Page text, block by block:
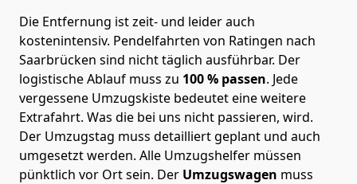
Die Entfernung ist zeit- und leider auch
kostenintensiv. Pendelfahrten von Ratingen nach
Saarbrücken sind nicht täglich ausführbar. Der
logistische Ablauf muss zu 100 % passen. Jede
vergessene Umzugskiste bedeutet eine weitere
Extrafahrt. Was die bei uns nicht passieren, wird.
Der Umzugstag muss detailliert geplant und auch
umgesetzt werden. Alle Umzugshelfer müssen
pünktlich vor Ort sein. Der Umzugswagen muss